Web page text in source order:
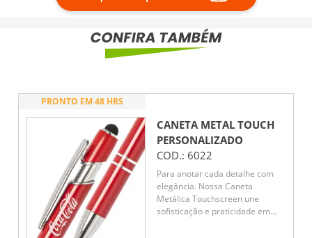
PRONTO EM 48 HRS
CANETA METAL TOUCH
PERSONALIZADO
COD.: 6022
Para anotar cada detalhe com
elegância. Nossa Caneta
Metálica Touchscreen une
sofisticação e praticidade em